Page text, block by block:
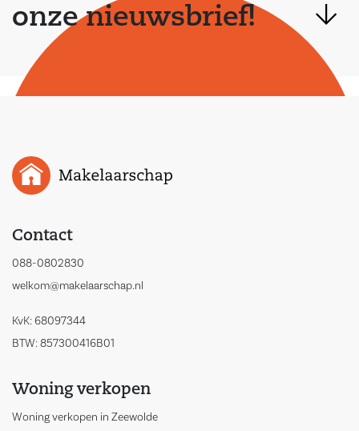
onze nieuwsbrief!
Contact
088-0802830
welkom@makelaarschap.nl
KvK: 68097344
BTW: 857300416B01
Woning verkopen
Woning verkopen in Zeewolde